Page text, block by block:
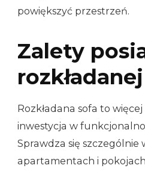
powiększyć przestrzeń.
Zalety
Rozkładana sofa to
inwestycja w
Sprawdza się szczególnie
apartamentach i